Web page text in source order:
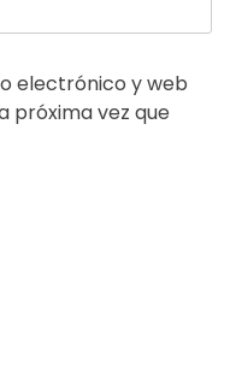
electrónico y web
próxima vez que